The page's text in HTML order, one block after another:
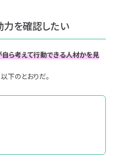
ユニゾンキャリア転職
利用規約
個人情報の取り扱い
を確認したい
ら考えて行動できる人材かを見
下のとおりだ。